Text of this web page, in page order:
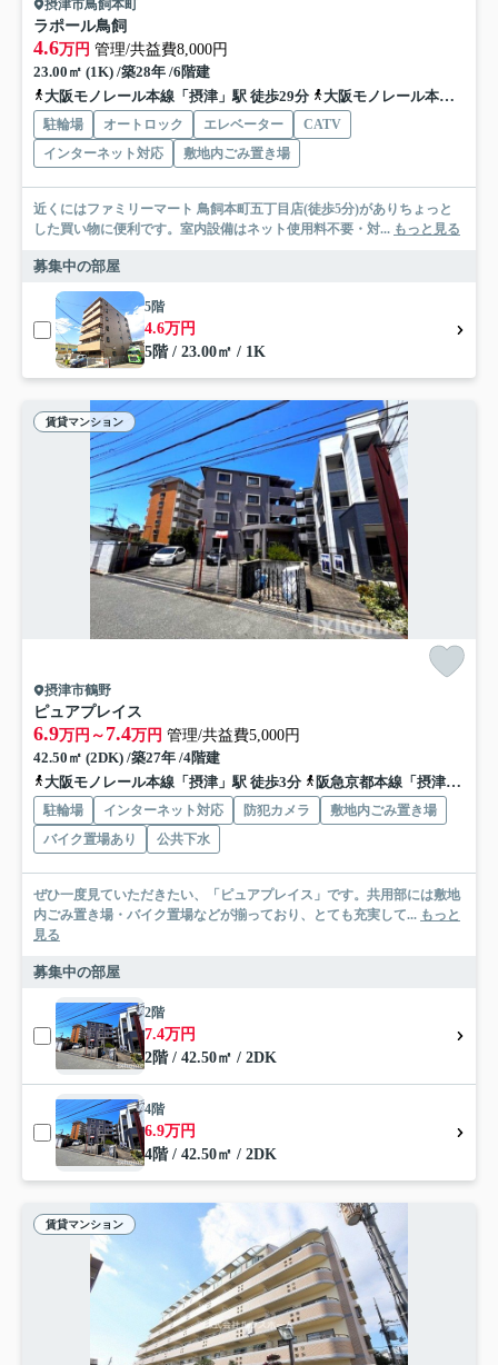
摂津市鳥飼本町
ラポール鳥飼
4.6万円 管理/共益費8,000円
23.00㎡ (1K) /築28年 /6階建
大阪モノレール本線「摂津」駅 徒歩29分
大阪モノレール本線「南摂津」駅 徒歩38分
駐輪場 オートロック エレベーター
CATV
インターネット対応
敷地内ごみ置き場
近くにはファミリーマート 鳥飼本町五丁目店(徒歩5分)がありちょっと
した買い物に便利です。室内設備はネット使用料不要・対... もっと見る
募集中の部屋
5階
4.6万円
5階 / 23.00㎡ / 1K
賃貸マンション
摂津市鶴野
ピュアプレイス
6.9万円～ 7.4万円 管理/共益費5,000円
42.50㎡ (2DK) /築27年 /4階建
大阪モノレール本線「摂津」駅 徒歩3分
阪急京都本線「摂津市」駅 徒歩19分
駐輪場 インターネット対応 防犯カメラ
敷地内ごみ置き場
バイク置場あり
公共下水
ぜひ一度見ていただきたい、「ピュアプレイス」です。共用部には敷地
内ごみ置き場・バイク置場などが揃っており、とても充実して... もっと
見る
募集中の部屋
2階
7.4万円
2階 / 42.50㎡ / 2DK
4階
6.9万円
4階 / 42.50㎡ / 2DK
賃貸マンション